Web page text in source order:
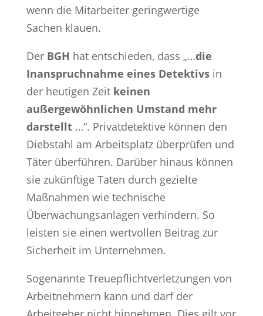
wenn die Mitarbeiter geringwertige
Sachen klauen.
Der BGH hat entschieden, dass „…die
Inanspruchnahme eines Detektivs in
der heutigen Zeitkeinen
außergewöhnlichen Umstand mehr
darstellt…“. Privatdetektive können den
Diebstahl am Arbeitsplatz überprüfen und
Täter überführen. Darüber hinaus können
sie zukünftige Taten durch gezielte
Maßnahmen wie technische
Überwachungsanlagen verhindern. So
leisten sie einen wertvollen Beitrag zur
Sicherheit im Unternehmen.
Sogenannte Treuepflichtverletzungen von
Arbeitnehmern kann und darf der